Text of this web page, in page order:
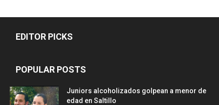
EDITOR PICKS
POPULAR POSTS
Juniors alcoholizados golpean a menor de
edad en Saltillo